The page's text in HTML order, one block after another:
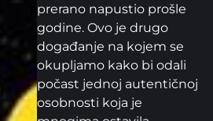
prerano napustio prošle
godine. Ovo je drugo
događanje na kojem se
okupljamo kako bi odali
počast jednoj autentičnoj
osobnosti koja je